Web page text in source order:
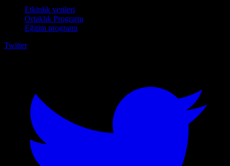
Etkinlik verileri
Ortaklık Programı
Eğitim programı
Twitter